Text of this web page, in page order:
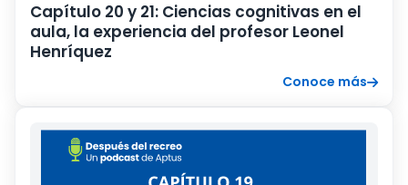
Capítulo 20 y 21: Ciencias cognitivas en el
aula, la experiencia del profesor Leonel
Henríquez
Conoce más